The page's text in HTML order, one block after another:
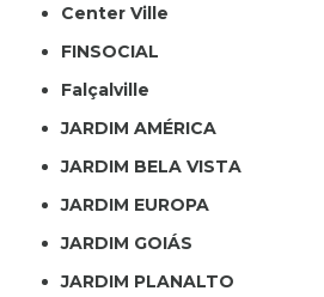
Center Ville
FINSOCIAL
Falçalville
JARDIM AMÉRICA
JARDIM BELA VISTA
JARDIM EUROPA
JARDIM GOIÁS
JARDIM PLANALTO